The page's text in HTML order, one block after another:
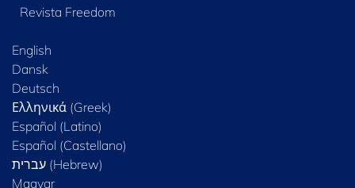
Revista Freedom
English
Dansk
Deutsch
Ελληνικά (Greek)
Español (Latino)
Español (Castellano)
Magyar